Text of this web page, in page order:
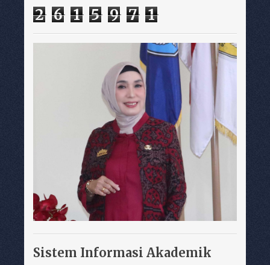
2 6 1 5 9 7 1
Sistem Informasi Akademik